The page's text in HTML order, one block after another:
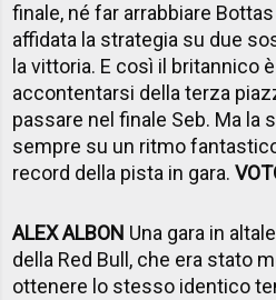
finale, né far arrabbiare
affidata la strategia su due
la vittoria. E così il britannico
accontentarsi della terza
passare nel finale Seb. Ma la
sempre su un ritmo
record della pista in gara.
ALEX ALBON Una gara in
della Red Bull, che era stato
ottenere lo stesso identico